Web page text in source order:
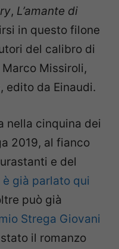
, L’amante di
in questo filone
del calibro di
Missiroli,
, edito da Einaudi.
nella cinquina dei
2019, al fianco
e del
già parlato qui
può già
Strega Giovani
il romanzo